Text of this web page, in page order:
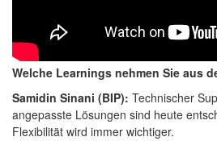
Welche Learnings nehmen Sie aus
Samidin Sinani (BIP): Technischer
angepasste Lösungen sind heute
Flexibilität wird immer wichtiger.